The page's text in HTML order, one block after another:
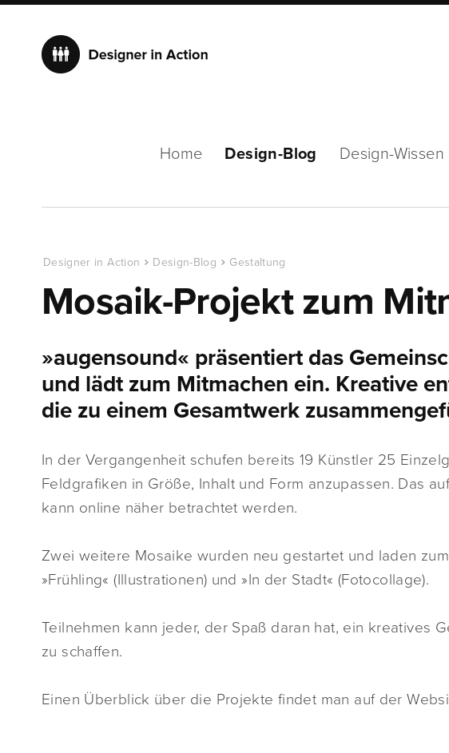
Home Design-Blog Design-Wissen
Designer in Action Design-Blog Gestaltung
Mosaik-Projekt zum
»augensound« präsentiert das
und lädt zum Mitmachen ein. Kreative
die zu einem Gesamtwerk
In der Vergangenheit schufen bereits 19 Künstler 25
Feldgrafiken in Größe, Inhalt und Form anzupassen. Das
kann online näher betrachtet werden.
Zwei weitere Mosaike wurden neu gestartet und laden
»Frühling« (Illustrationen) und »In der Stadt« (Fotocollage).
Teilnehmen kann jeder, der Spaß daran hat, ein kreatives
zu schaffen.
Einen Überblick über die Projekte findet man auf der